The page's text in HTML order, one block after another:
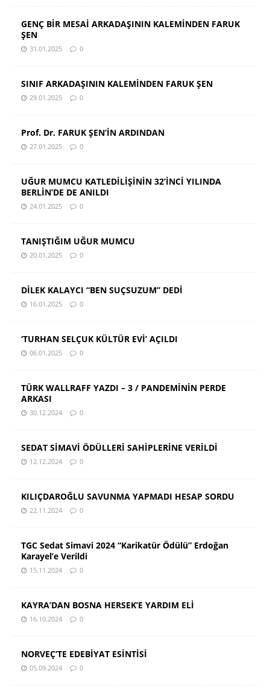
GENÇ BİR MESAİ ARKADAŞININ KALEMİNDEN FARUK
ŞEN
31.01.2025 0
SINIF ARKADAŞININ KALEMİNDEN FARUK ŞEN
29.01.2025 0
Prof. Dr. FARUK ŞEN’İN ARDINDAN
27.01.2025 0
UĞUR MUMCU KATLEDİLİŞİNİN 32’İNCİ YILINDA
BERLİN’DE DE ANILDI
24.01.2025 0
TANIŞTIĞIM UĞUR MUMCU
20.01.2025 0
DİLEK KALAYCI “BEN SUÇSUZUM” DEDİ
16.01.2025 0
‘TURHAN SELÇUK KÜLTÜR EVİ’ AÇILDI
06.01.2025 0
TÜRK WALLRAFF YAZDI – 3 / PANDEMİNİN PERDE
ARKASI
30.12.2024 0
SEDAT SİMAVİ ÖDÜLLERİ SAHİPLERİNE VERİLDİ
12.12.2024 0
KILIÇDAROĞLU SAVUNMA YAPMADI HESAP SORDU
22.11.2024 0
TGC Sedat Simavi 2024 “Karikatür Ödülü” Erdoğan
Karayel’e Verildi
15.11.2024 0
KAYRA’DAN BOSNA HERSEK’E YARDIM ELİ
16.10.2024 0
NORVEÇ’TE EDEBİYAT ESİNTİSİ
05.09.2024 0